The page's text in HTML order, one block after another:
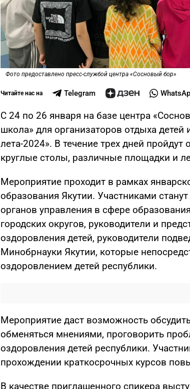
Фото предоставлено пресс-службой центра «Сосновый бор»
Читайте нас на Telegram
С 24 по 26 января на базе центра
школа» для организаторов отдыха
лета-2024». В течение трех дней
круглые столы, различные площадки и
Мероприятие проходит в рамках
образования Якутии. Участниками
органов управления в сфере
городских округов, руководители и
оздоровления детей, руководители
Минобрнауки Якутии, которые
оздоровлением детей республики.
Мероприятие даст возможность
обменяться мнениями, проговорить
оздоровления детей республики.
прохождении краткосрочных курсов
В качестве приглашенного спикера